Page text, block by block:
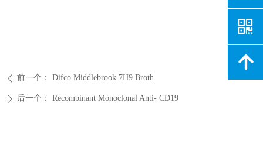
ꄴ 前一个： Difco Middlebrook 7H9 Broth
ꄲ 后一个： Recombinant Monoclonal Anti- CD19
낃
녕